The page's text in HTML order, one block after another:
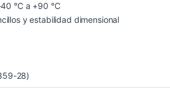
°C a +90 °C
y estabilidad dimensional
28)